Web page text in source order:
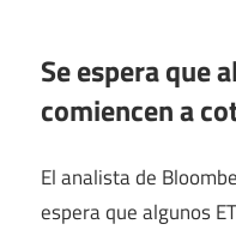
Se espera que
comiencen a
El analista de
espera que algunos